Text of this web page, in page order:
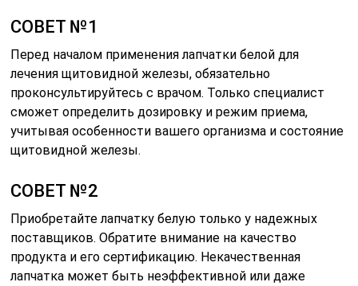
СОВЕТ №1
Перед началом применения лапчатки белой для
лечения щитовидной железы, обязательно
проконсультируйтесь с врачом. Только специалист
сможет определить дозировку и режим приема,
учитывая особенности вашего организма и состояние
щитовидной железы.
СОВЕТ №2
Приобретайте лапчатку белую только у надежных
поставщиков. Обратите внимание на качество
продукта и его сертификацию. Некачественная
лапчатка может быть неэффективной или даже